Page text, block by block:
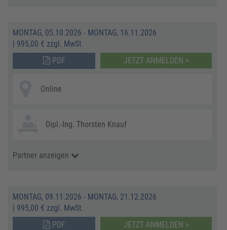
MONTAG, 05.10.2026 - MONTAG, 16.11.2026
| 995,00 € zzgl. MwSt.
PDF
JETZT ANMELDEN >
Online
Dipl.-Ing. Thorsten Knauf
Partner anzeigen
MONTAG, 09.11.2026 - MONTAG, 21.12.2026
| 995,00 € zzgl. MwSt.
PDF
JETZT ANMELDEN >